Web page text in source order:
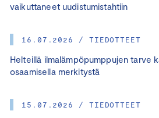
vaikuttaneet uudistumistahtiin
16.07.2026 / TIEDOTTEET
Helteillä ilmalämpöpumppujen tarve
osaamisella merkitystä
15.07.2026 / TIEDOTTEET